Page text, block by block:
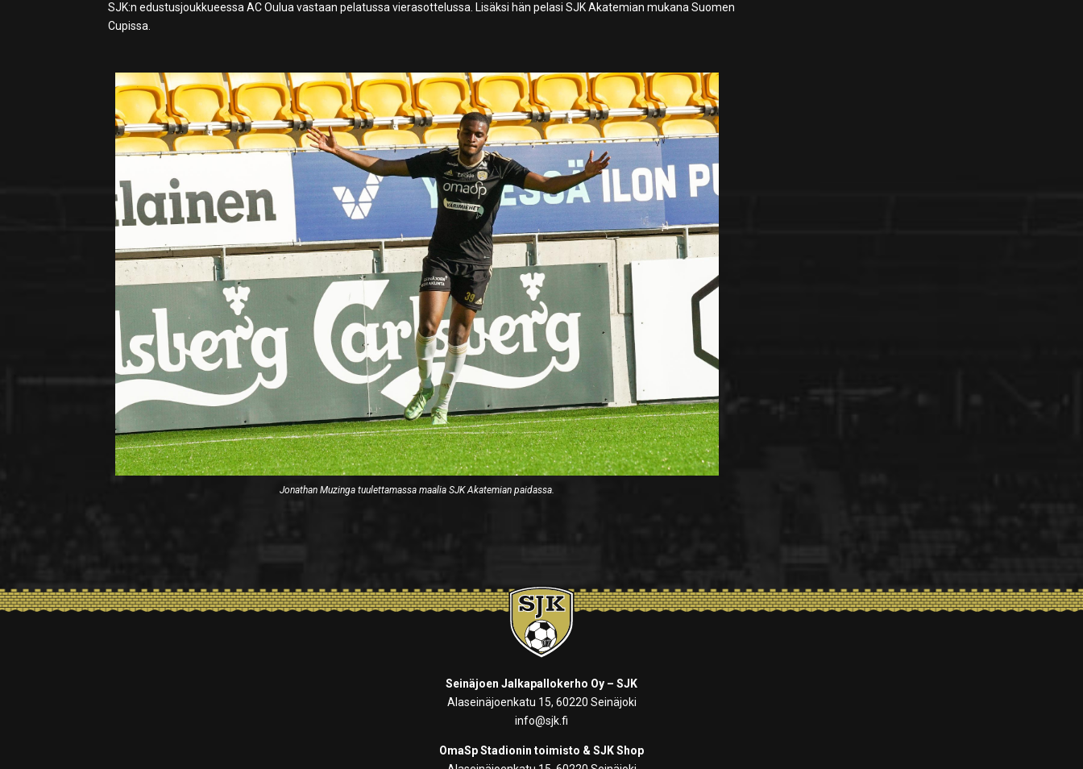
SJK:n edustusjoukkueessa AC Oulua vastaan pelatussa vierasottelussa. Lisäksi hän pelasi SJK Akatemian mukana Suomen
Cupissa.
Jonathan Muzinga tuulettamassa maalia SJK Akatemian paidassa.
Seinäjoen Jalkapallokerho Oy – SJK
Alaseinäjoenkatu 15, 60220 Seinäjoki
info@sjk.fi
OmaSp Stadionin toimisto & SJK Shop